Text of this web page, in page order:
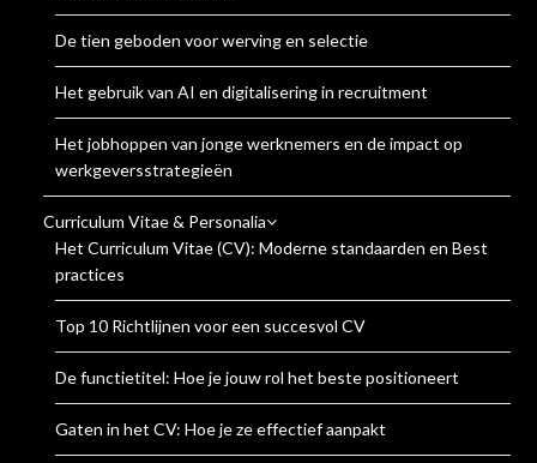
De tien geboden voor werving en selectie
Het gebruik van AI en digitalisering in recruitment
Het jobhoppen van jonge werknemers en de impact op
werkgeversstrategieën
Curriculum Vitae & Personalia
Het Curriculum Vitae (CV): Moderne standaarden en Best
practices
Top 10 Richtlijnen voor een succesvol CV
De functietitel: Hoe je jouw rol het beste positioneert
Gaten in het CV: Hoe je ze effectief aanpakt